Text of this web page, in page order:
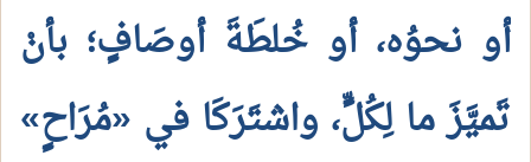
أو نحوُه، أو خُلطَةَ أوصَافٍ؛ بأنْ
تَميَّزَ ما لِكُلٍّ، واشتَرَكَا في «مُرَاحٍ»